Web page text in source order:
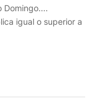
Domingo....
igual o superior a